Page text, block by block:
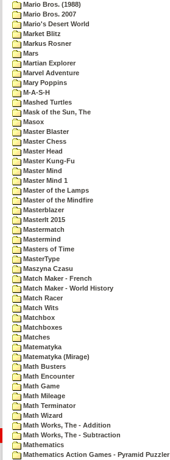
Mario Bros. (1988)
Mario Bros. 2007
Mario's Desert World
Market Blitz
Markus Rosner
Mars
Martian Explorer
Marvel Adventure
Mary Poppins
M-A-S-H
Mashed Turtles
Mask of the Sun, The
Masox
Master Blaster
Master Chess
Master Head
Master Kung-Fu
Master Mind
Master Mind 1
Master of the Lamps
Master of the Mindfire
Masterblazer
MasterIt 2015
Mastermatch
Mastermind
Masters of Time
MasterType
Maszyna Czasu
Match Maker - French
Match Maker - World History
Match Racer
Match Wits
Matchbox
Matchboxes
Matches
Matematyka
Matematyka (Mirage)
Math Busters
Math Encounter
Math Game
Math Mileage
Math Terminator
Math Wizard
Math Works, The - Addition
Math Works, The - Subtraction
Mathematics
Mathematics Action Games - Pyramid Puzzler